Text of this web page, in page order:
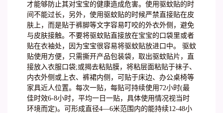
才能够防止其对宝宝的健康造成危害。使用驱蚊贴的时
间不能过长，另外，使用驱蚊贴的时候严禁直接贴在皮
肤上，而是贴于裤脚等文字容易叮咬的外衣外侧，避免
与皮肤接触。不要将驱蚊贴直接放在宝宝的口袋里或者
贴在衣袖处，因为宝宝很容易将驱蚊贴放进口中。 驱蚊
贴使用方便，只需撕开产品包装袋，取出驱蚊贴片，直
接放入衣服口袋;或揭去粘贴膜，将粘层面粘贴于袜子、
内衣外侧或上衣、裤裙内侧，可贴于床边、办公桌椅等
家具近人位置。每次一贴，每贴可持续使用72小时(最
佳时效6-8小时，平均一日一贴，具体使用情况视当时
环境而定)。可形成直径4—6米范围内的能持续12-48小